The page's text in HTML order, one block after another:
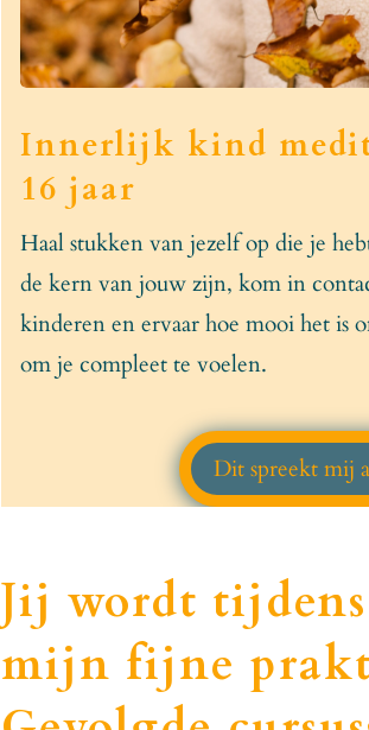
Innerlijk kind
16 jaar
Haal stukken van jezelf op die je
de kern van jouw zijn, kom in
kinderen en ervaar hoe mooi het is
om je compleet te voelen.
Dit spreekt mij
Jij wordt
mijn fijne